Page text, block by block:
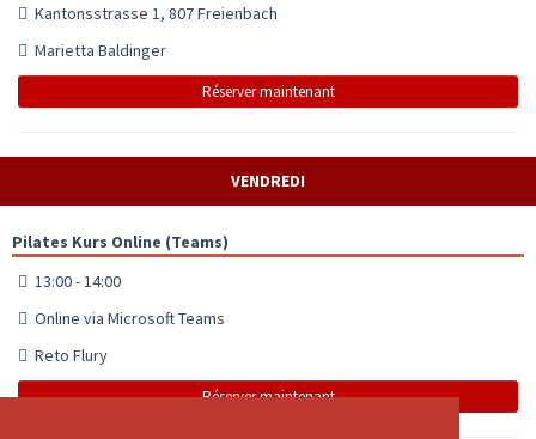
Kantonsstrasse 1, 807 Freienbach
Marietta Baldinger
Réserver maintenant
VENDREDI
Pilates Kurs Online (Teams)
13:00 - 14:00
Online via Microsoft Teams
Reto Flury
Réserver maintenant